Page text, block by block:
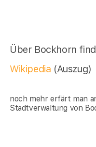
Über Bockhorn
Wikipedia (Auszug)
noch mehr erfärt man
Stadtverwaltung von